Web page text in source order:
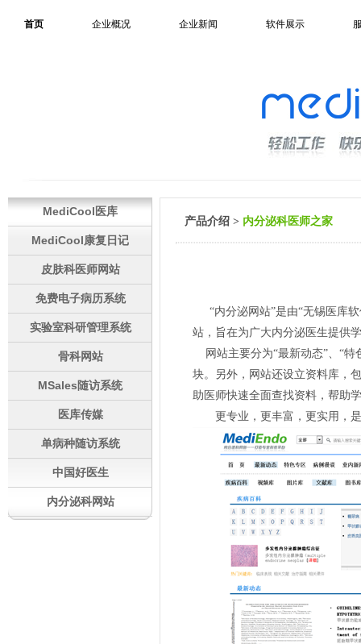
首页 企业概况 企业新闻 软件展示
MediCool医库
MediCool康复日记
皮肤科医师网站
免费电子病历系统
实验室科研管理系统
骨科网站
MSales随访系统
医库传媒
单病种随访系统
中国好医生
内分泌科网站
产品介绍 > 内分泌科医师之家
“内分泌网站”是由“无锡医库
站，旨在为广大内分泌医生提供
网站主要分为“最新动态”、“特
块。另外，网站还设立资料库，
助医师快速全面查找资料，帮助
更专业，更丰富，更实用，